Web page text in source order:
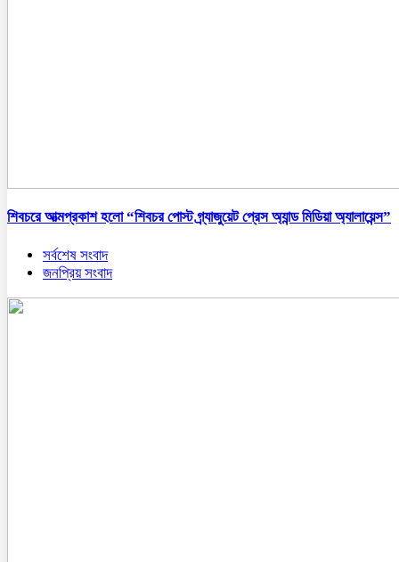
শিবচরে আত্মপ্রকাশ হলো “শিবচর পোস্ট গ্র্যাজুয়েট প্রেস অ্যান্ড মিডিয়া অ্যালায়েন্স”
সর্বশেষ সংবাদ
জনপ্রিয় সংবাদ